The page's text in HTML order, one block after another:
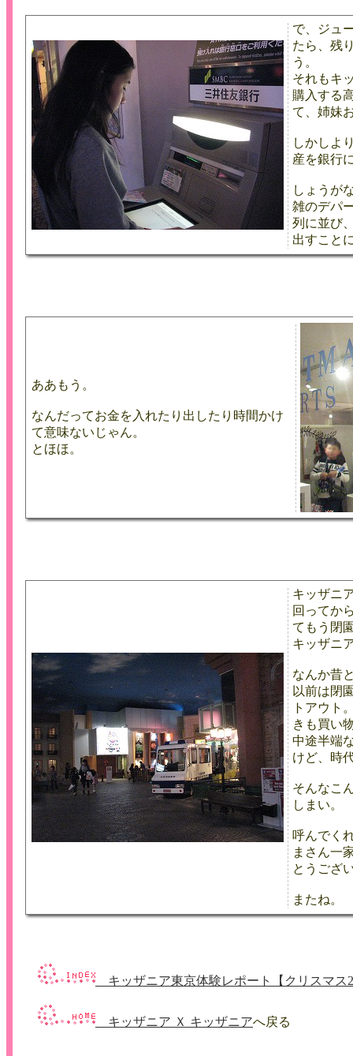
で、ジュ
たら、残
う。
それもキ
購入する
て、姉妹
しかしよ
産を銀行
しょうが
雑のデパ
列に並び
出すこと
ああもう。
なんだってお金を入れたり出したり時間かけ
て意味ないじゃん。
とほほ。
キッザニ
回ってか
てもう閉
キッザニ
なんか昔
以前は閉
トアウト
きも買い
中途半端
けど、時
そんなこ
しまい。
呼んでく
まさん一
とうござ
またね。
キッザニア東京体験レポート【クリスマス
キッザニア Ｘ キッザニアへ戻る